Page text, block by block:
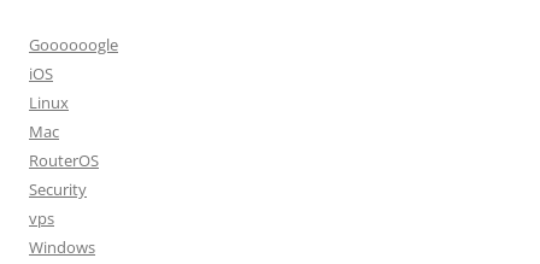
Goooooogle
iOS
Linux
Mac
RouterOS
Security
vps
Windows